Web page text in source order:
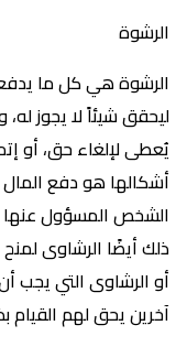
الرشوة
الرشوة هي كل ما
ليحقق شيئاً لا يجوز
يُعطى لإلغاء حق، أو
أشكالها هو دفع
الشخص المسؤول عنها
ذلك أيضًا الرشاوى
أو الرشاوى التي يجب
آخرين يحق لهم القيام